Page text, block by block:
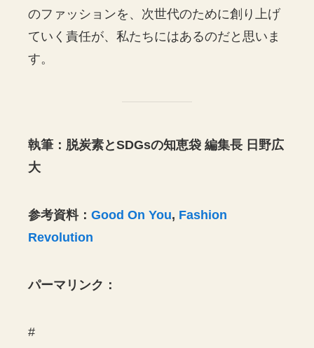
のファッションを、次世代のために創り上げ
ていく責任が、私たちにはあるのだと思いま
す。
執筆：脱炭素とSDGsの知恵袋 編集長 日野広
大
参考資料：Good On You, Fashion
Revolution
パーマリンク：
#